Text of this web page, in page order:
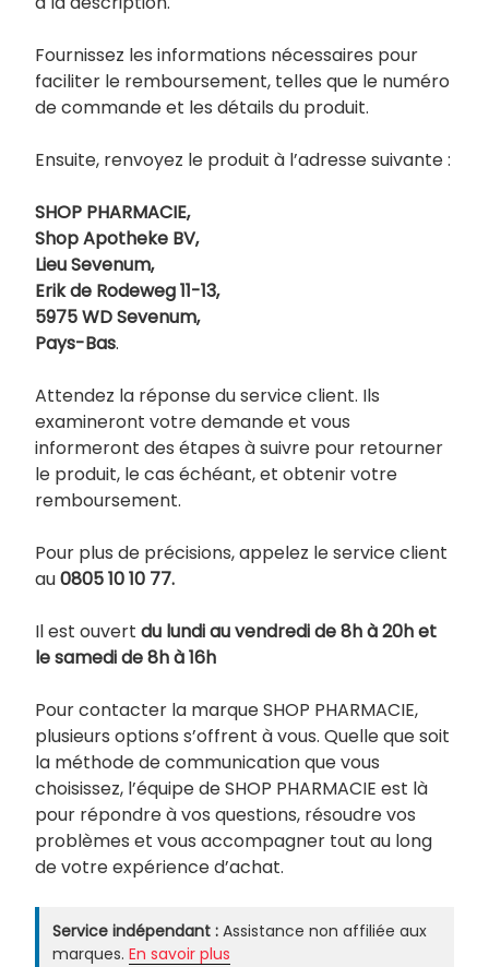
Fournissez les informations nécessaires pour
faciliter le remboursement, telles que le numéro
de commande et les détails du produit.
Ensuite, renvoyez le produit à l’adresse suivante :
SHOP PHARMACIE,
Shop Apotheke BV,
Lieu Sevenum,
Erik de Rodeweg 11-13,
5975 WD Sevenum,
Pays-Bas.
Attendez la réponse du service client. Ils
examineront votre demande et vous
informeront des étapes à suivre pour retourner
le produit, le cas échéant, et obtenir votre
remboursement.
Pour plus de précisions, appelez le service client
au0805 10 10 77.
Il est ouvert du lundi au vendredi de 8h à 20h et
le samedi de 8h à 16h
Pour contacter la marque SHOP PHARMACIE,
plusieurs options s’offrent à vous. Quelle que soit
la méthode de communication que vous
choisissez, l’équipe de SHOP PHARMACIE est là
pour répondre à vos questions, résoudre vos
problèmes et vous accompagner tout au long
de votre expérience d’achat.
Service indépendant : Assistance non affiliée aux
marques. En savoir plus